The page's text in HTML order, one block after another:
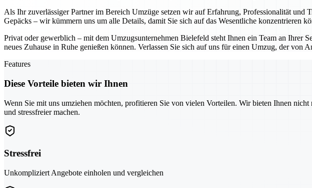
Als Ihr zuverlässiger Partner im Bereich Umzüge setzen wir auf Erfahrung, Professionalität
Gepäcks – wir kümmern uns um alle Details, damit Sie sich auf das Wesentliche konzentrieren
Privat oder gewerblich – mit dem Umzugsunternehmen Bielefeld steht Ihnen ein Team an Ihrer
neues Zuhause in Ruhe genießen können. Verlassen Sie sich auf uns für einen Umzug, der von
Features
Diese Vorteile bieten wir Ihnen
Wenn Sie mit uns umziehen möchten, profitieren Sie von vielen Vorteilen. Wir bieten Ihnen
und stressfreier machen.
Stressfrei
Unkompliziert Angebote einholen und vergleichen